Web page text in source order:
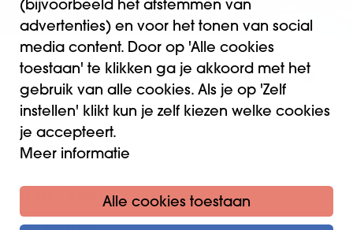
CASEMANAGER PALLIATIEVE ZORG
Volwaardige specialisatie tot
Casemanager Palliatieve Zorg
Te volgen in Rotterdam & Amersfoort.
IN HET KORT
(bijvoorbeeld het afstemmen van
advertenties) en voor het tonen van social
media content. Door op 'Alle cookies
toestaan' te klikken ga je akkoord met het
gebruik van alle cookies. Als je op 'Zelf
instellen' klikt kun je zelf kiezen welke cookies
je accepteert.
Meer informatie
Alle cookies toestaan